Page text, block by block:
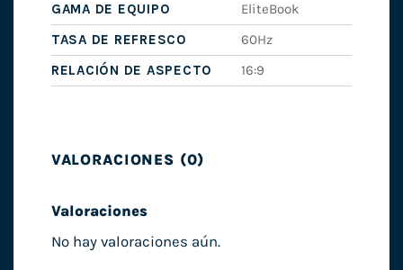
GAMA DE EQUIPO
EliteBook
TASA DE REFRESCO
60Hz
RELACIÓN DE ASPECTO
16:9
VALORACIONES (0)
Valoraciones
No hay valoraciones aún.